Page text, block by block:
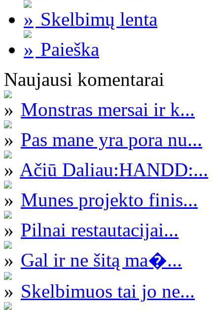
Skelbimų lenta
Paieška
Naujausi komentarai
Monstras mersai ir k...
Pas mane yra pora nu...
Ačiū Daliau:HANDD:...
Munes projekto finis...
Pilnai restautacijai...
Gal ir ne šitą ma�...
Skelbimuos tai jo ne...